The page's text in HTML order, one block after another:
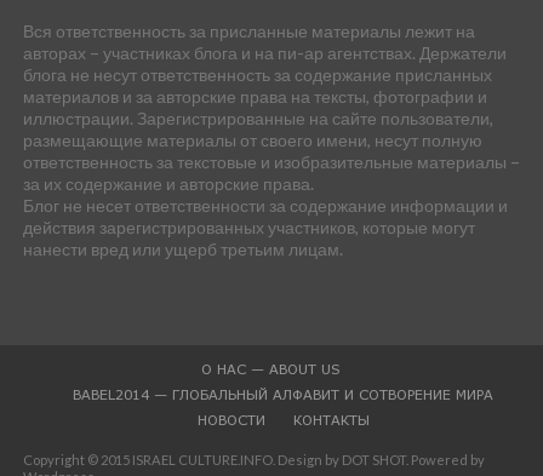
Вся ответственность за присланные материалы лежит на
авторах – участниках блога и на пи-ар агентствах. Держатели
блога не несут ответственность за содержание присланных
материалов и за авторские права на тексты, фотографии и
иллюстрации. Зарегистрированные на сайте пользователи,
размещающие материалы от своего имени, несут полную
ответственность за текстовые и изобразительные материалы –
за их содержание и авторские права.
Блог не несет ответственности за содержание информации и
действия зарегистрированных участников, которые могут
нанести вред или ущерб третьим лицам.
О НАС — ABOUT US
BABEL2014 — ГЛОБАЛЬНЫЙ АЛФАВИТ И СОТВОРЕНИЕ МИРА
НОВОСТИ
КОНТАКТЫ
Copyright © 2015 ISRAEL CULTURE.INFO. Design by DOT SHOT. Powered by